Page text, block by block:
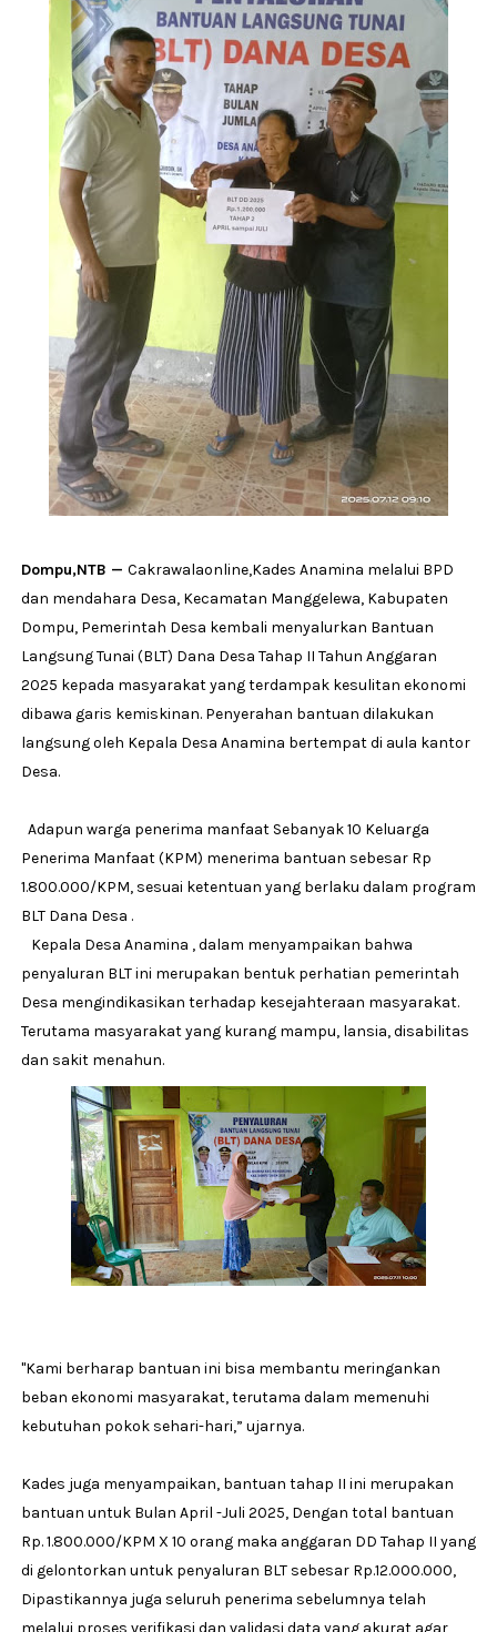
Dompu,NTB — Cakrawalaonline,Kades Anamina melalui BPD
dan mendahara Desa, Kecamatan Manggelewa, Kabupaten
Dompu, Pemerintah Desa kembali menyalurkan Bantuan
Langsung Tunai (BLT) Dana Desa Tahap II Tahun Anggaran
2025 kepada masyarakat yang terdampak kesulitan ekonomi
dibawa garis kemiskinan. Penyerahan bantuan dilakukan
langsung oleh Kepala Desa Anamina bertempat di aula kantor
Desa.
Adapun warga penerima manfaat Sebanyak 10 Keluarga
Penerima Manfaat (KPM) menerima bantuan sebesar Rp
1.800.000/KPM, sesuai ketentuan yang berlaku dalam program
BLT Dana Desa .
Kepala Desa Anamina , dalam menyampaikan bahwa
penyaluran BLT ini merupakan bentuk perhatian pemerintah
Desa mengindikasikan terhadap kesejahteraan masyarakat.
Terutama masyarakat yang kurang mampu, lansia, disabilitas
dan sakit menahun.
"Kami berharap bantuan ini bisa membantu meringankan
beban ekonomi masyarakat, terutama dalam memenuhi
kebutuhan pokok sehari-hari,” ujarnya.
Kades juga menyampaikan, bantuan tahap II ini merupakan
bantuan untuk Bulan April -Juli 2025, Dengan total bantuan
Rp. 1.800.000/KPM X 10 orang maka anggaran DD Tahap II yang
di gelontorkan untuk penyaluran BLT sebesar Rp.12.000.000,
Dipastikannya juga seluruh penerima sebelumnya telah
melalui proses verifikasi dan validasi data yang akurat agar